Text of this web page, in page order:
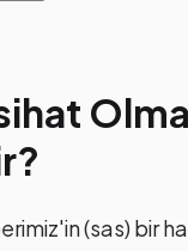
(sas) bir